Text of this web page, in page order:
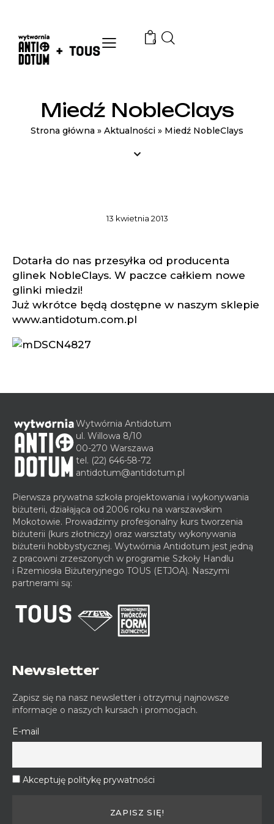
0
Miedź NobleClays
Strona główna » Aktualności » Miedź NobleClays
13 kwietnia 2013
Dotarła do nas przesyłka od producenta
glinek NobleClays. W paczce całkiem nowe
glinki miedzi!
Już wkrótce będą dostępne w naszym sklepie
www.antidotum.com.pl
Wytwórnia Antidotum
ul. Willowa 8/10
00-270 Warszawa
tel. (22) 646-58-72
antidotum@antidotum.pl
Pierwsza prywatna szkoła projektowania i wykonywania
biżuterii, działająca od 2006 roku na warszawskim
Mokotowie. Prowadzimy profesjonalny kurs tworzenia
biżuterii (kurs złotniczy) oraz warsztaty wykonywania
biżuterii hobbystycznej. Wytwórnia Antidotum jest jedną
z pracowni zrzeszonych w programie Szkoły Handlu
i Rzemiosła Biżuteryjnego TOUS (ETJOA). Naszymi
partnerami są:
Newsletter
Zapisz się na nasz newsletter i otrzymuj najnowsze
informacje o naszych kursach i promocjach.
E-mail
Akceptuję politykę prywatności